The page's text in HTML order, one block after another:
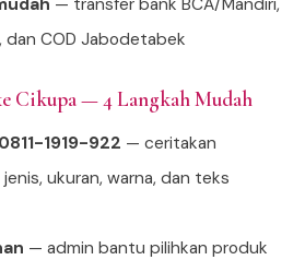
— transfer bank BCA/Mandiri,
dan COD Jabodetabek
Cikupa — 4 Langkah Mudah
1919-922 — ceritakan
ukuran, warna, dan teks
— admin bantu pilihkan produk